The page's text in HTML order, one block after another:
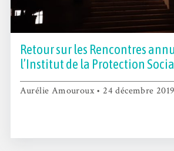
Retour sur les Rencontres
l’Institut de la Protection
Aurélie Amouroux • 24 décembre 2019